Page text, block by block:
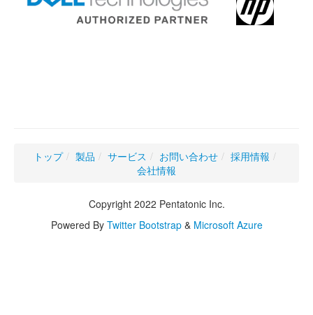
トップ / 製品 / サービス / お問い合わせ / 採用情報 /
会社情報
Copyright 2022 Pentatonic Inc.
Powered By Twitter Bootstrap& Microsoft Azure